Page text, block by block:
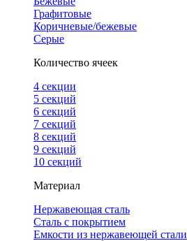
Графитовые
Коричневые/бежевые
Серые
Количество ячеек
4 cекции
5 секций
6 секций
7 секций
8 секций
9 секций
10 секций
Материал
Нержавеющая сталь
Сталь с покрытием
Емкости из нержавеющей стали